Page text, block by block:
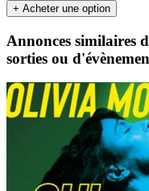
+ Acheter une option
Annonces similaires
sorties ou